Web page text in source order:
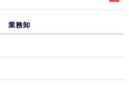
業務卸